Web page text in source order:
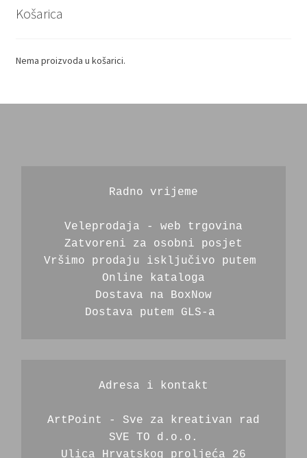
Košarica
Nema proizvoda u košarici.
Radno vrijeme
Veleprodaja - web trgovina
Zatvoreni za osobni posjet
Vršimo prodaju isključivo putem
Online kataloga
Dostava na BoxNow
Dostava putem GLS-a
Adresa i kontakt
ArtPoint - Sve za kreativan rad
SVE TO d.o.o.
Ulica Hrvatskog proljeća 26